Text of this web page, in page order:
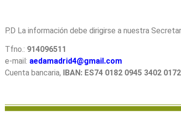
P.D La información debe dirigirse a nuestra
Tfno.: 914096511
e-mail: aedamadrid4@gmail.com
Cuenta bancaria, IBAN: ES74 0182 0945 3402